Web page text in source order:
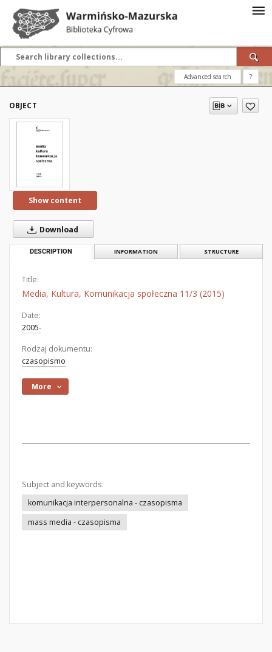
Advanced search ?
OBJECT
Show content
Download
DESCRIPTION INFORMATION STRUCTURE
Title:
Media, Kultura, Komunikacja społeczna 11/3 (2015)
Date:
2005-
Rodzaj dokumentu:
czasopismo
More
Subject and keywords:
komunikacja interpersonalna - czasopisma
mass media - czasopisma